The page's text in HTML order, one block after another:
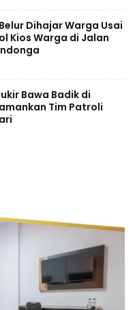
Dihajar Warga Usai
Kios Warga di Jalan
Bawa Badik di
Tim Patroli